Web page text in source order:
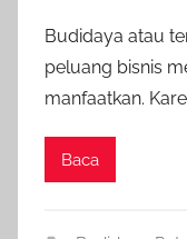
Budidaya atau
peluang bisnis
manfaatkan.
Baca